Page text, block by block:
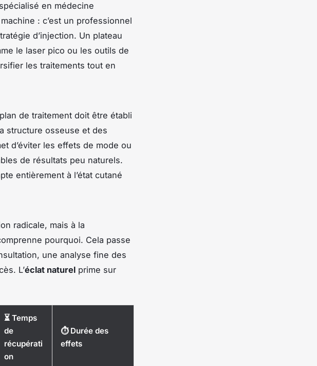
en médecine
: c’est un professionnel
d’injection. Un plateau
le laser pico ou les outils de
les traitements tout en
de traitement doit être établi
structure osseuse et des
d’éviter les effets de mode ou
de résultats peu naturels.
entièrement à l’état cutané
radicale, mais à la
pourquoi. Cela passe
une analyse fine des
L’éclat naturel prime sur
⏳ Temps
de
récupérati
on
⏱ Durée des
effets